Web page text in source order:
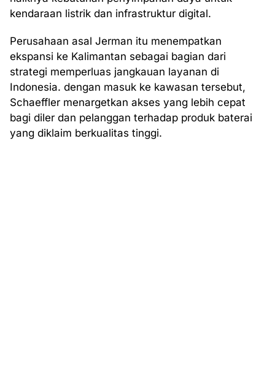
kendaraan listrik dan infrastruktur digital.
Perusahaan asal Jerman itu menempatkan
ekspansi ke Kalimantan sebagai bagian dari
strategi memperluas jangkauan layanan di
Indonesia. dengan masuk ke kawasan tersebut,
Schaeffler menargetkan akses yang lebih cepat
bagi diler dan pelanggan terhadap produk baterai
yang diklaim berkualitas tinggi.